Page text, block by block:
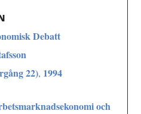
Debatt
22), 1994
och